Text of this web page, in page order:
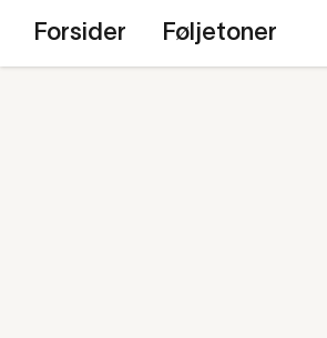
Forsider Føljetoner